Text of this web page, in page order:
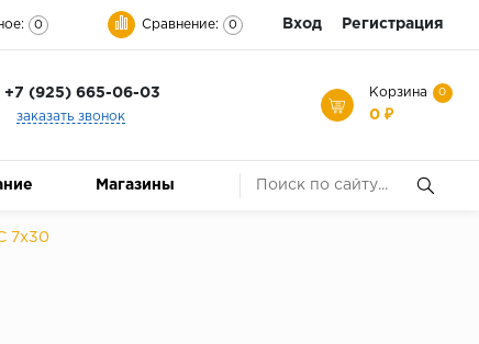
0 Сравнение: 0 Вход Регистрация
+7 (925) 665-06-03
заказать звонок
Корзина 0
0 ₽
Магазины
7x30